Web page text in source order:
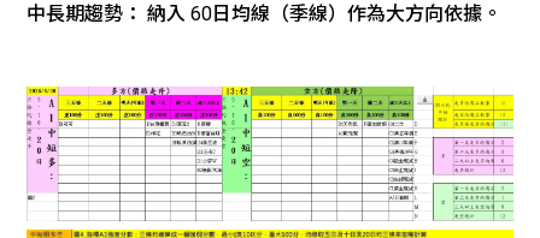
中長期趨勢： 納入 60日均線（季線）作為大方向依據。